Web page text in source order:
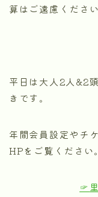
算はご遠慮ください
平日は大人2人&2
きです。
年間会員設定やチ
HPをご覧ください。
☞